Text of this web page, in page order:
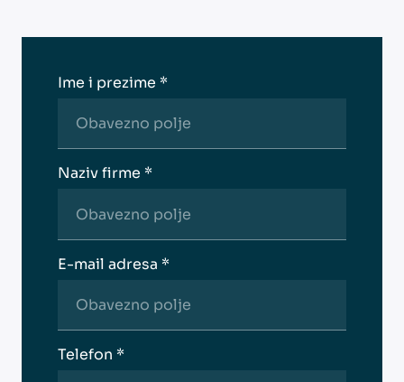
Ime i prezime *
Naziv firme *
E-mail adresa *
Telefon *